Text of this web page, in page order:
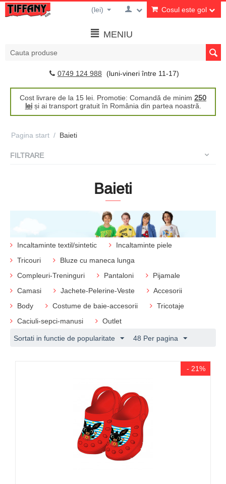
Cosul este gol
(lei)
MENIU
0749 124 988 (luni-vineri între 11-17)
Cost livrare de la 15 lei. Promotie: Comandă de minim 250
leiși ai transport gratuit în România din partea noastră.
Pagina start / Baieti
FILTRARE
Baieti
Incaltaminte textil/sintetic
Incaltaminte piele
Tricouri
Bluze cu maneca lunga
Compleuri-Treninguri
Pantaloni
Pijamale
Camasi
Jachete-Pelerine-Veste
Accesorii
Body
Costume de baie-accesorii
Tricotaje
Caciuli-sepci-manusi
Outlet
Sortati in functie de popularitate 48 Per pagina
- 21%